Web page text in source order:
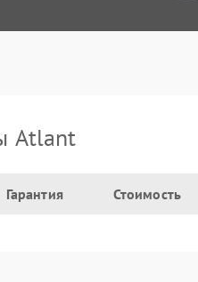
Atlant
Гарантия Стоимость